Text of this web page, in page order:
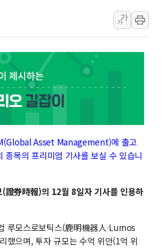
[채권/외환] 미 국채금리·달러 동반 하
뉴욕증시, 혼조 마감…'사상 최고' 다우지
[민주 당권주자 일정] 송영길·정청래·김
[오늘의 국회일정] 세미나·기자회견·주요
[오늘의 정치일정] 8월 6일(목)
이란 "美 추가 공격 시 걸프국 에너지시
이란, 오만과 호르무즈 항로 합의…재개
유럽증시, 숨가쁘게 진행되는 중동 상
가
가
Asset Management)에 출고
목의 프리미엄 기사를 보실 수 있습니
證券時報)의 12월 8일자 기사를 인용하
루모스로보틱스(鹿明機器人∙Lumos
으며, 투자 규모는 수억 위안(1억 위